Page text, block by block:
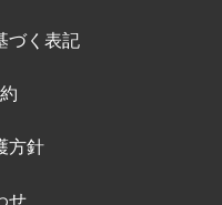
づく表記
方針
せ